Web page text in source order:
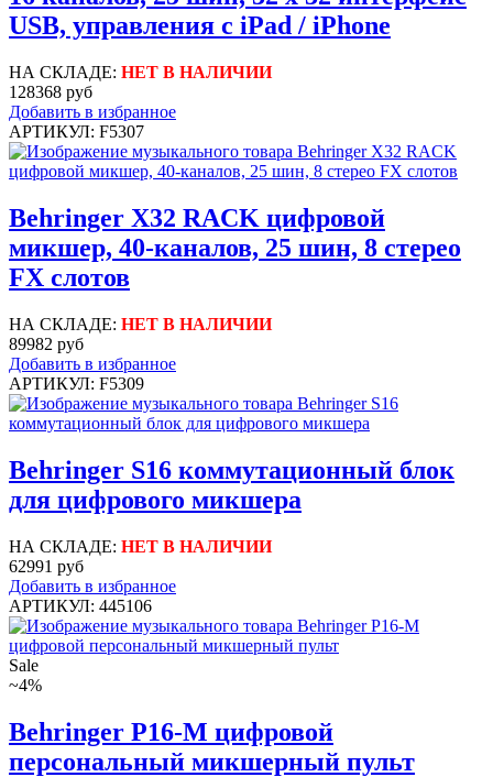
USB, управления с iPad / iPhone
НА СКЛАДЕ: НЕТ В НАЛИЧИИ
128368 руб
Добавить в избранное
АРТИКУЛ: F5307
Behringer X32 RACK цифровой
микшер, 40-каналов, 25 шин, 8 стерео
FX слотов
НА СКЛАДЕ: НЕТ В НАЛИЧИИ
89982 руб
Добавить в избранное
АРТИКУЛ: F5309
Behringer S16 коммутационный блок
для цифрового микшера
НА СКЛАДЕ: НЕТ В НАЛИЧИИ
62991 руб
Добавить в избранное
АРТИКУЛ: 445106
Sale
~4%
Behringer P16-M цифровой
персональный микшерный пульт